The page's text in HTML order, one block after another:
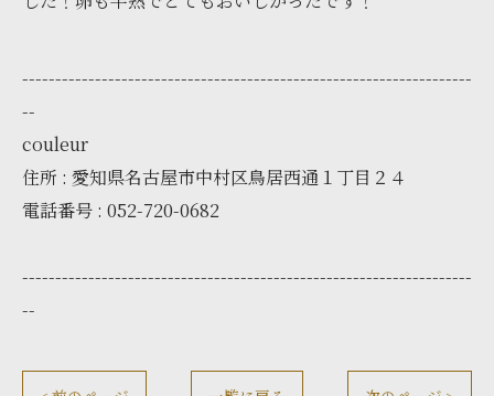
--------------------------------------------------------------------
--
couleur
住所 : 愛知県名古屋市中村区鳥居西通１丁目２４
電話番号 : 052-720-0682
--------------------------------------------------------------------
--